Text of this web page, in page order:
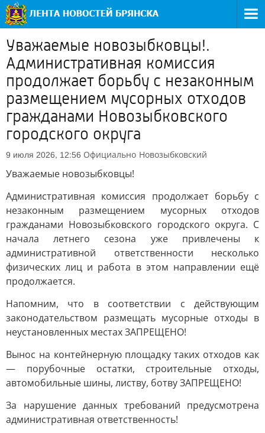
Уважаемые новозыбковцы!.
Административная комиссия
продолжает борьбу с незаконным
размещением мусорных отходов
гражданами Новозыбковского
городского округа
9 июля 2026, 12:56 Официально Новозыбковский
Уважаемые новозыбковцы!
Административная комиссия продолжает борьбу с
незаконным размещением мусорных отходов
гражданами Новозыбковского городского округа. С
начала летнего сезона уже привлечены к
административной ответственности несколько
физических лиц и работа в этом направлении ещё
продолжается.
Напомним, что в соответствии с действующим
законодательством размещать мусорные отходы в
неустановленных местах ЗАПРЕЩЕНО!
Вынос на контейнерную площадку таких отходов как
— порубочные остатки, строительные отходы,
автомобильные шины, листву, ботву ЗАПРЕЩЕНО!
За нарушение данных требований предусмотрена
административная ответственность!